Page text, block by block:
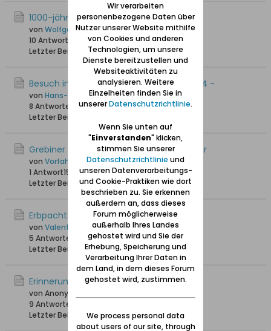
1000-jährige Eiche in Herrengrebin
von Wolfgang
10 Antworten
42.182 Hits0 Likes
Letzter Beitrag
21.09.2017, 17:35
Besuch in meiner alten Heimat - Juni 2014 -
von Hans-Joachim
8 Antworten
28.555 Hits0 Likes
Letzter Beitrag
Grebiner Wald - Torwächter/Holzaufseher
von Vorfahr
1 Antwort15.463 Hits0 Likes
Letzter Beitrag23.03.2014, 11:35
Erbpachtsvorwerk Mönchengrebin
von Valentina
5 Antworten
16.615 Hits0 Likes
Letzter Beitrag
23.07.2013, 23:06
Erinnerungen aus Herrengrebin
von Anonymus
9 Antworten
Letzter Beitrag
26.11.2012, 13:18
Wir verarbeiten
personenbezogene Daten über
Nutzer unserer Website mithilfe
von Cookies und anderen
Technologien, um unsere
Dienste bereitzustellen und
Websiteaktivitäten zu
analysieren. Weitere
Einzelheiten finden Sie in
unsererDatenschutzrichtlinie.
Wenn Sie unten auf
"Einverstanden" klicken,
stimmen Sie unserer
Datenschutzrichtlinie und
unseren Datenverarbeitungs-
und Cookie-Praktiken wie dort
beschrieben zu. Sie erkennen
außerdem an, dass dieses
Forum möglicherweise
außerhalb Ihres Landes
gehostet wird und Sie der
Erhebung, Speicherung und
Verarbeitung Ihrer Daten in
dem Land, in dem dieses Forum
gehostet wird, zustimmen.
We process personal data
about users of our site, through